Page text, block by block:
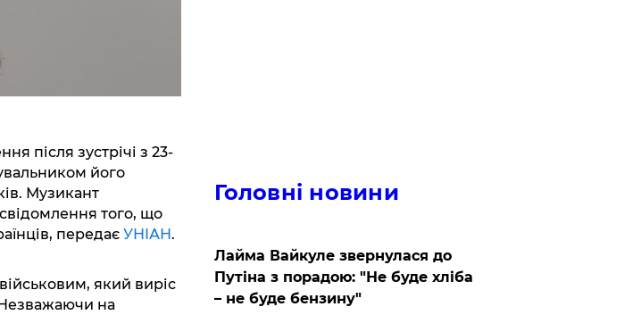
після зустрічі з 23-
його
Музикант
того, що
передає УНІАН.
який виріс
на
Головні новини
Лайма Вайкуле звернулася до
Путіна з порадою: "Не буде хліба
– не буде бензину"